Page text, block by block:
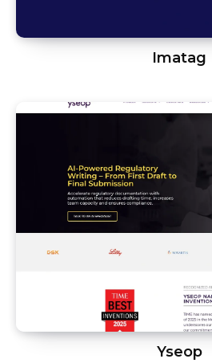
Imatag
Yseop